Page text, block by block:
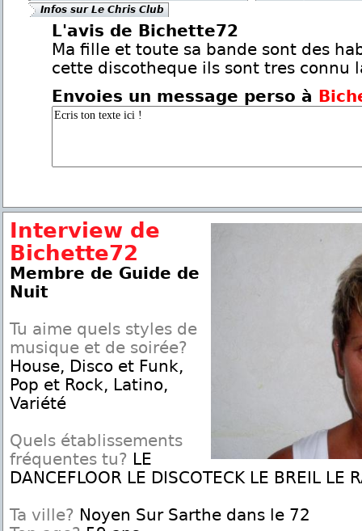
Infos sur Le Chris Club
L'avis de Bichette72
Ma fille et toute sa bande sont des
cette discotheque ils sont tres connu
Envoies un message perso à
Interview de
Bichette72
Membre de Guide de
Nuit
Tu aime quels styles de
musique et de soirée?
House, Disco et Funk,
Pop et Rock, Latino,
Variété
Quels établissements
fréquentes tu? LE
DANCEFLOOR LE DISCOTECK LE BREIL LE
Ta ville? Noyen Sur Sarthe dans le 72